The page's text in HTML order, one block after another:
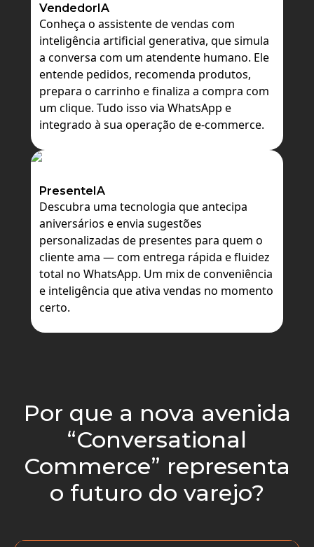
VendedorIA
Conheça o assistente de vendas com
inteligência artificial generativa, que simula
a conversa com um atendente humano. Ele
entende pedidos, recomenda produtos,
prepara o carrinho e finaliza a compra com
um clique. Tudo isso via WhatsApp e
integrado à sua operação de e-commerce.
PresenteIA
Descubra uma tecnologia que antecipa
aniversários e envia sugestões
personalizadas de presentes para quem o
cliente ama — com entrega rápida e fluidez
total no WhatsApp. Um mix de conveniência
e inteligência que ativa vendas no momento
certo.
Por que a nova avenida
“Conversational
Commerce” representa
o futuro do varejo?